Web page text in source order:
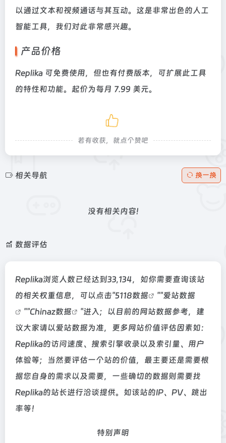
以通过文本和视频通话与其互动。这是非常出色的人工
智能工具，我们对此非常感兴趣。
产品价格
Replika 可免费使用，但也有付费版本，可扩展此工具
的特性和功能。起价为每月 7.99 美元。
若有收获，就点个赞吧
相关导航 换一换
没有相关内容!
数据评估
Replika浏览人数已经达到33,134，如你需要查询该站
的相关权重信息，可以点击"5118数据 ""爱站数据
""Chinaz数据
"进入；以目前的网站数据参考，建
议大家请以爱站数据为准，更多网站价值评估因素如：
Replika的访问速度、搜索引擎收录以及索引量、用户
体验等；当然要评估一个站的价值，最主要还是需要根
据您自身的需求以及需要，一些确切的数据则需要找
Replika的站长进行洽谈提供。如该站的IP、PV、跳出
率等！
特别声明